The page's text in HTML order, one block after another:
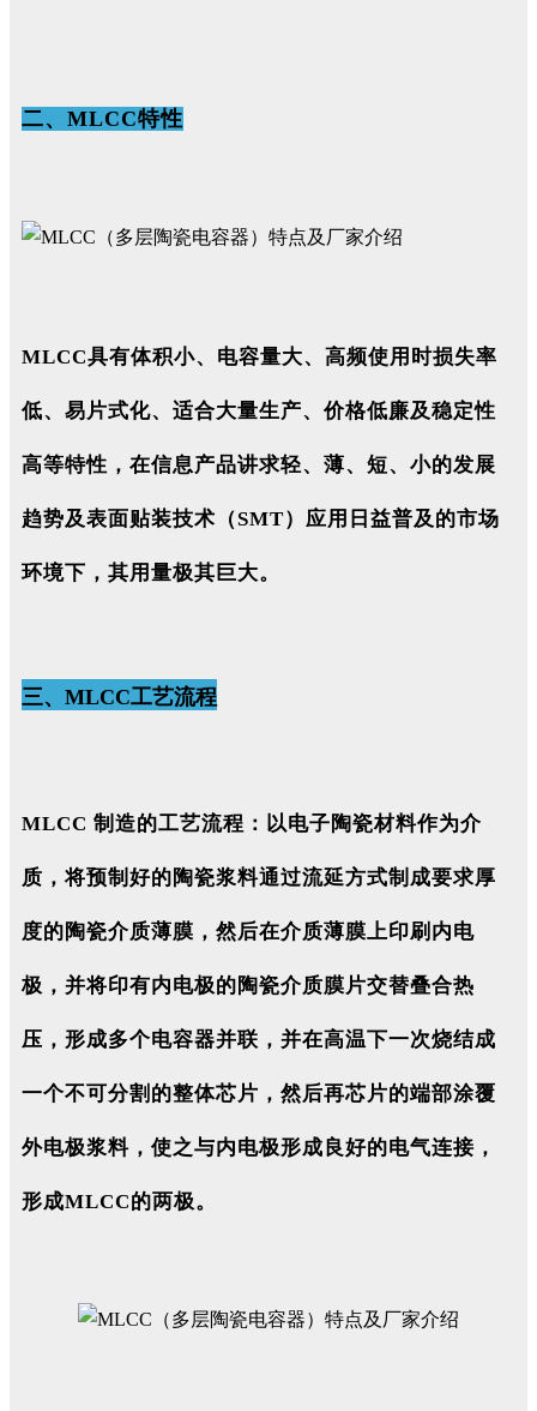
二、MLCC特性
MLCC具有体积小、电容量大、高频使用时损失率
低、易片式化、适合大量生产、价格低廉及稳定性
高等特性，在信息产品讲求轻、薄、短、小的发展
趋势及表面贴装技术（SMT）应用日益普及的市场
环境下，其用量极其巨大。
三、MLCC工艺流程
MLCC 制造的工艺流程：以电子陶瓷材料作为介
质，将预制好的陶瓷浆料通过流延方式制成要求厚
度的陶瓷介质薄膜，然后在介质薄膜上印刷内电
极，并将印有内电极的陶瓷介质膜片交替叠合热
压，形成多个电容器并联，并在高温下一次烧结成
一个不可分割的整体芯片，然后再芯片的端部涂覆
外电极浆料，使之与内电极形成良好的电气连接，
形成MLCC的两极。